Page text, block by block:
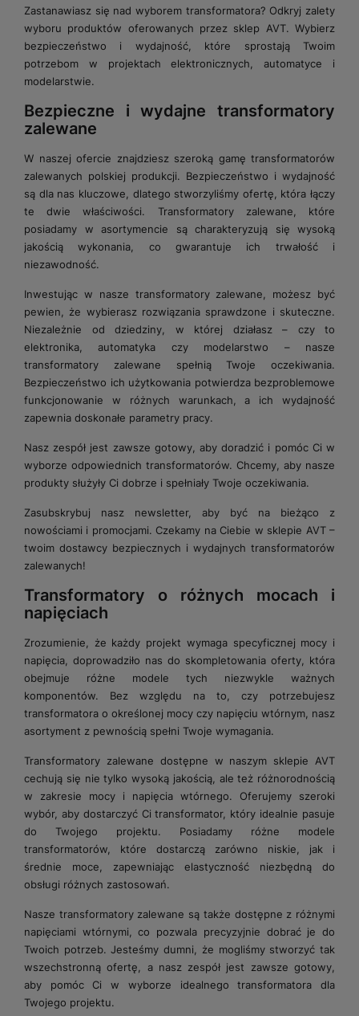
Zastanawiasz się nad wyborem transformatora? Odkryj zalety
wyboru produktów oferowanych przez sklep AVT. Wybierz
bezpieczeństwo i wydajność, które sprostają Twoim
potrzebom w projektach elektronicznych, automatyce i
modelarstwie.
Bezpieczne i wydajne transformatory
zalewane
W naszej ofercie znajdziesz szeroką gamę transformatorów
zalewanych polskiej produkcji. Bezpieczeństwo i wydajność
są dla nas kluczowe, dlatego stworzyliśmy ofertę, która łączy
te dwie właściwości. Transformatory zalewane, które
posiadamy w asortymencie są charakteryzują się wysoką
jakością wykonania, co gwarantuje ich trwałość i
niezawodność.
Inwestując w nasze transformatory zalewane, możesz być
pewien, że wybierasz rozwiązania sprawdzone i skuteczne.
Niezależnie od dziedziny, w której działasz – czy to
elektronika, automatyka czy modelarstwo – nasze
transformatory zalewane spełnią Twoje oczekiwania.
Bezpieczeństwo ich użytkowania potwierdza bezproblemowe
funkcjonowanie w różnych warunkach, a ich wydajność
zapewnia doskonałe parametry pracy.
Nasz zespół jest zawsze gotowy, aby doradzić i pomóc Ci w
wyborze odpowiednich transformatorów. Chcemy, aby nasze
produkty służyły Ci dobrze i spełniały Twoje oczekiwania.
Zasubskrybuj nasz newsletter, aby być na bieżąco z
nowościami i promocjami. Czekamy na Ciebie w sklepie AVT –
twoim dostawcy bezpiecznych i wydajnych transformatorów
zalewanych!
Transformatory o różnych mocach i
napięciach
Zrozumienie, że każdy projekt wymaga specyficznej mocy i
napięcia, doprowadziło nas do skompletowania oferty, która
obejmuje różne modele tych niezwykle ważnych
komponentów. Bez względu na to, czy potrzebujesz
transformatora o określonej mocy czy napięciu wtórnym, nasz
asortyment z pewnością spełni Twoje wymagania.
Transformatory zalewane dostępne w naszym sklepie AVT
cechują się nie tylko wysoką jakością, ale też różnorodnością
w zakresie mocy i napięcia wtórnego. Oferujemy szeroki
wybór, aby dostarczyć Ci transformator, który idealnie pasuje
do Twojego projektu. Posiadamy różne modele
transformatorów, które dostarczą zarówno niskie, jak i
średnie moce, zapewniając elastyczność niezbędną do
obsługi różnych zastosowań.
Nasze transformatory zalewane są także dostępne z różnymi
napięciami wtórnymi, co pozwala precyzyjnie dobrać je do
Twoich potrzeb. Jesteśmy dumni, że mogliśmy stworzyć tak
wszechstronną ofertę, a nasz zespół jest zawsze gotowy,
aby pomóc Ci w wyborze idealnego transformatora dla
Twojego projektu.